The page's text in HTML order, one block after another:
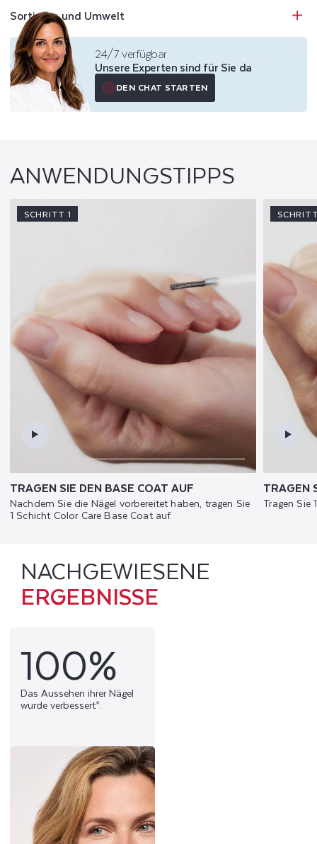
milden acetonfreien Nagellackentferner.
Sortieren und Umwelt
24/7 verfügbar
Unsere Experten sind für Sie da
DEN CHAT STARTEN
ANWENDUNGSTIPPS
SCHRITT 1
TRAGEN SIE DEN BASE COAT AUF
Nachdem Sie die Nägel vorbereitet haben, tragen Sie
1 Schicht Color Care Base Coat auf.
TRAGEN
Tragen Sie
NACHGEWIESENE
ERGEBNISSE
100%
Das Aussehen ihrer Nägel
wurde verbessert*.